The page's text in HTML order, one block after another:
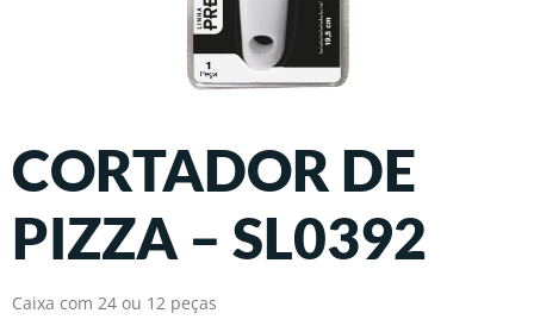
CORTADOR DE
PIZZA – SL0392
Caixa com 24 ou 12 peças